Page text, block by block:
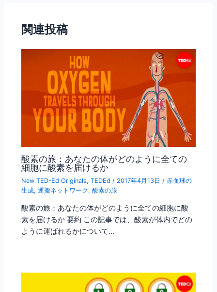
o
o
k
関連投稿
酸素の旅：あなたの体がどのように全ての
細胞に酸素を届けるか
New TED-Ed Originals,TEDEd / 2017年4月13日 /赤血球の
生成,運搬ネットワーク ,酸素の旅
酸素の旅：あなたの体がどのように全ての細胞に酸
素を届けるか 要約 この記事では、酸素が体内でどの
ように運ばれるかについて…